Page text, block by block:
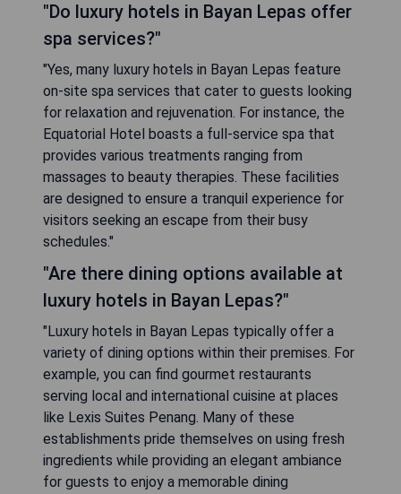
"Do luxury hotels in Bayan Lepas offer
spa services?"
"Yes, many luxury hotels in Bayan Lepas feature
on-site spa services that cater to guests looking
for relaxation and rejuvenation. For instance, the
Equatorial Hotel boasts a full-service spa that
provides various treatments ranging from
massages to beauty therapies. These facilities
are designed to ensure a tranquil experience for
visitors seeking an escape from their busy
schedules."
"Are there dining options available at
luxury hotels in Bayan Lepas?"
"Luxury hotels in Bayan Lepas typically offer a
variety of dining options within their premises. For
example, you can find gourmet restaurants
serving local and international cuisine at places
like Lexis Suites Penang. Many of these
establishments pride themselves on using fresh
ingredients while providing an elegant ambiance
for guests to enjoy a memorable dining